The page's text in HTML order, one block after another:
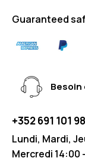
Guaranteed
Besoin
+352 691 101
Lundi, Mardi,
Mercredi 14:00